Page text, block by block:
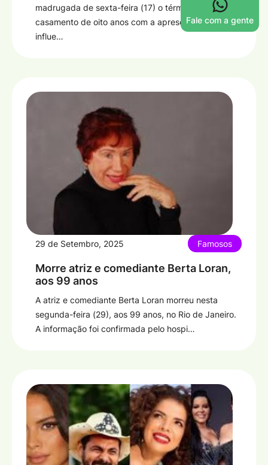
madrugada de sexta-feira (17) o término do
casamento de oito anos com a apresentadora e
influe…
29 de Setembro, 2025 Famosos
Morre atriz e comediante Berta Loran,
aos 99 anos
A atriz e comediante Berta Loran morreu nesta
segunda-feira (29), aos 99 anos, no Rio de Janeiro.
A informação foi confirmada pelo hospi…
Fale com a gente